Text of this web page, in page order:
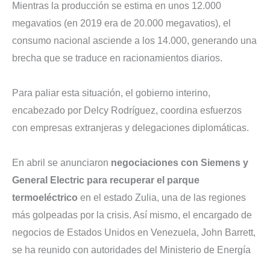
Mientras la producción se estima en unos 12.000
megavatios (en 2019 era de 20.000 megavatios), el
consumo nacional asciende a los 14.000, generando una
brecha que se traduce en racionamientos diarios.
Para paliar esta situación, el gobierno interino,
encabezado por Delcy Rodríguez, coordina esfuerzos
con empresas extranjeras y delegaciones diplomáticas.
En abril se anunciaron negociaciones con Siemens y
General Electric para recuperar el parque
termoeléctrico en el estado Zulia, una de las regiones
más golpeadas por la crisis. Así mismo, el encargado de
negocios de Estados Unidos en Venezuela, John Barrett,
se ha reunido con autoridades del Ministerio de Energía